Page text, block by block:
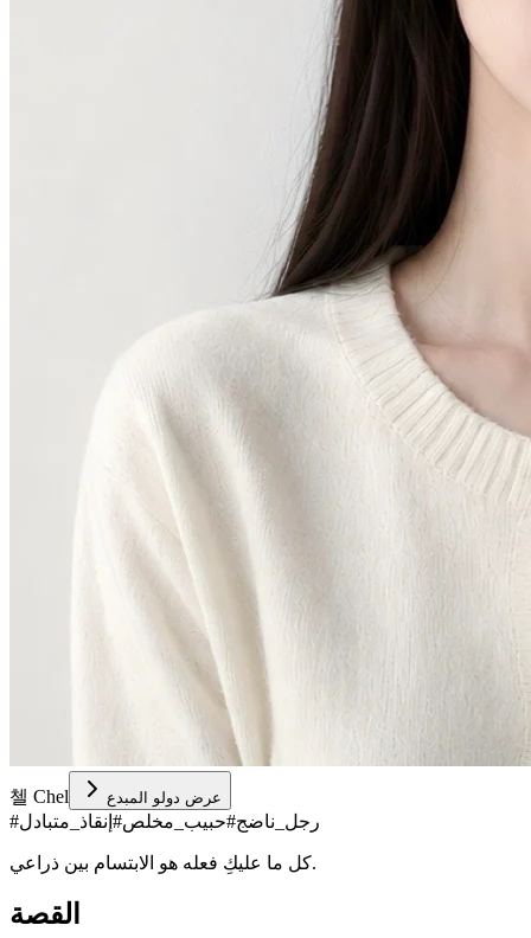
첼 Chel عرض دولو المبدع
# رجل_ناضج#حبيب_مخلص# إنقاذ_متبادل
كل ما عليكِ فعله هو الابتسام بين ذراعي.
القصة